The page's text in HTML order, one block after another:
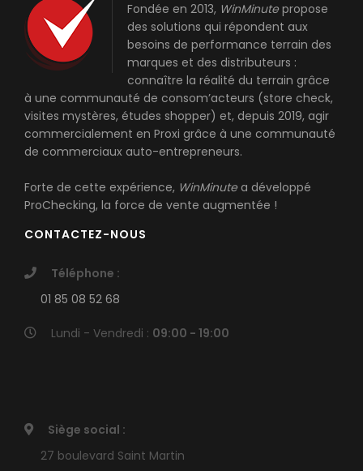
Fondée en 2013, WinMinutepropose
des solutions qui répondent aux
besoins de performance terrain des
marques et des distributeurs :
connaître la réalité du terrain grâce
à une communauté de consom’acteurs (store check,
visites mystères, études shopper) et, depuis 2019, agir
commercialement en Proxi grâce à une communauté
de commerciaux auto-entrepreneurs.
Forte de cette expérience, WinMinutea développé
ProChecking, la force de vente augmentée !
CONTACTEZ-NOUS
Téléphone :
01 85 08 52 68
Lundi - Vendredi : 09:00 - 19:00
Siège social :
27 boulevard Saint Martin